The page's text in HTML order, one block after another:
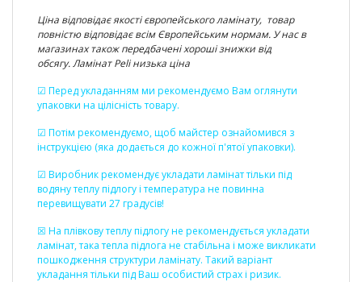
Ціна відповідає якості європейського ламінату, товар
повністю відповідає всім Європейським нормам. У нас в
магазинах також передбачені хороші знижки від
обсягу. Ламінат Peli низька ціна
☑ Перед укладанням ми рекомендуємо Вам оглянути
упаковки на цілісність товару.
☑ Потім рекомендуємо, щоб майстер ознайомився з
інструкцією (яка додається до кожної п'ятої упаковки).
☑ Виробник рекомендує укладати ламінат тільки під
водяну теплу підлогу і температура не повинна
перевищувати 27 градусів!
☒ На плівкову теплу підлогу не рекомендується укладати
ламінат, така тепла підлога не стабільна і може викликати
пошкодження структури ламінату. Такий варіант
укладання тільки під Ваш особистий страх і ризик.